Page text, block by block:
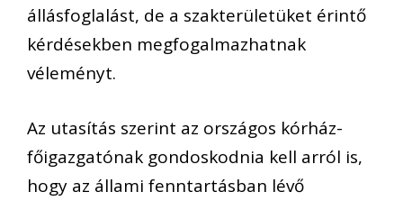
állásfoglalást, de a szakterületüket érintő
kérdésekben megfogalmazhatnak
véleményt.
Az utasítás szerint az országos kórház-
főigazgatónak gondoskodnia kell arról is,
hogy az állami fenntartásban lévő